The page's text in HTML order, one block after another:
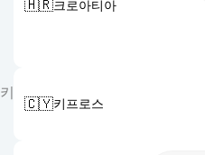
🇭🇷크로아티아
키
🇨🇾키프로스